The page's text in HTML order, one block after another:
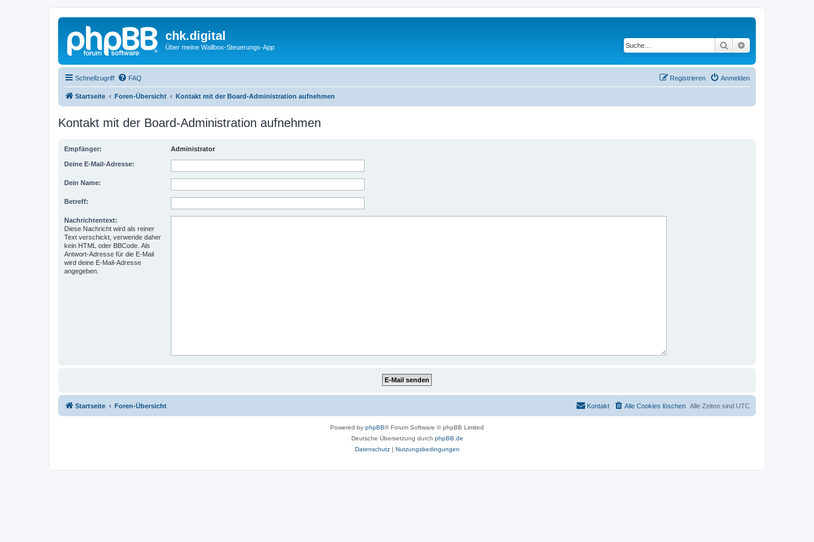
chk.digital
Über meine Wallbox-Steuerungs-App Suche
Schnellzugriff FAQ Anmelden
Registrieren
Startseite Foren-Übersicht Kontakt mit der Board-Administration aufnehmen
Kontakt mit der Board-Administration aufnehmen
Empfänger: Administrator
Deine E-Mail-Adresse:
Dein Name:
Betreff:
Nachrichtentext:
Diese Nachricht wird als reiner
Text verschickt, verwende daher
kein HTML oder BBCode. Als
Antwort-Adresse für die E-Mail
wird deine E-Mail-Adresse
angegeben.
Startseite Foren-Übersicht Alle Zeiten sind UTC
Alle Cookies löschen
Kontakt
Powered by phpBB® Forum Software © phpBB Limited
Deutsche Übersetzung durch phpBB.de
Datenschutz| Nutzungsbedingungen